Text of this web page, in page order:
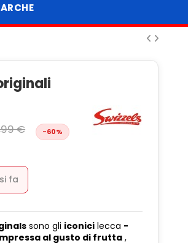
€ -60%
fa
sono gli iconici lecca -
al gusto di frutta ,